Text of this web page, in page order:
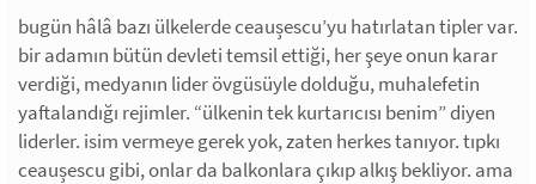
bugün hâlâ bazı ülkelerde ceaușescu’yu hatırlatan tipler var.
bir adamın bütün devleti temsil ettiği, her şeye onun karar
verdiği, medyanın lider övgüsüyle dolduğu, muhalefetin
yaftalandığı rejimler. “ülkenin tek kurtarıcısı benim” diyen
liderler. isim vermeye gerek yok, zaten herkes tanıyor. tıpkı
ceaușescu gibi, onlar da balkonlara çıkıp alkış bekliyor. ama